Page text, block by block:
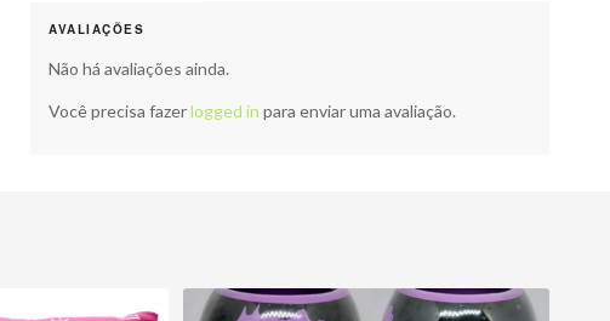
AVALIAÇÕES
Não há avaliações ainda.
Você precisa fazerlogged in para enviar uma avaliação.